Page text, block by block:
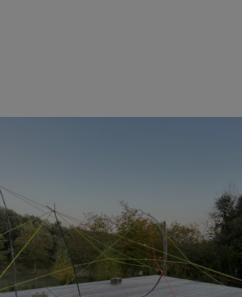
trayectorias de sus mapas
claro? Y lo más importante,
Primeras
Dos
Pueden ser